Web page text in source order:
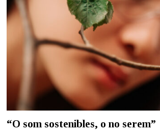
“O som sostenibles, o no serem”